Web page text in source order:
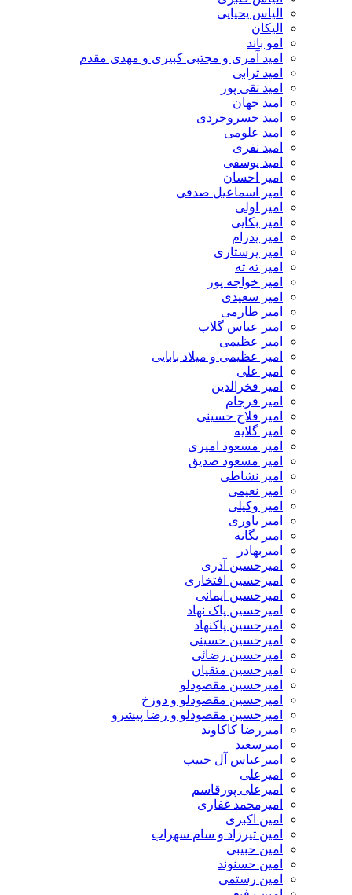
الیاس یحیایی
الیکان
امو باند
امید آمری و مجتبی کبیری و مهدى مقدم
امید ترابی
امید تقی پور
امید جهان
امید خسروجردی
امید علومی
امید نفری
امید یوسفی
امیر احسان
امیر اسماعیل صدفی
امیر اولی
امیر بکایی
امیر پدرام
امیر پرستاری
امیر ته ته
امیر خواجه پور
امیر سعیدی
امیر طارمی
امیر عباس گلاب
امیر عظیمی
امیر عظیمی و میلاد بابایی
امیر علی
امیر فخرالدین
امیر فرجام
امیر فلاح حسینی
امیر گلایه
امیر مسعود امیری
امیر مسعود صدیق
امیر نشاطی
امیر نعیمی
امیر وکیلی
امیر یاوری
امیر یگانه
امیربهادر
امیرحسین آذری
امیرحسین افتخاری
امیرحسین ایمانی
امیرحسین پاک نهاد
امیرحسین پاکنهاد
امیرحسین حسینی
امیرحسین رضائی
امیرحسین متقیان
امیرحسین مقصودلو
امیرحسین مقصودلو و دوزخ
امیرحسین مقصودلو و رضا پیشرو
امیررضا کاکاوند
امیرسعید
امیرعباس آل حبیب
امیرعلی
امیرعلی پورقاسم
امیرمحمد غفاری
امین اکبری
امین تیرزاد و سام سهراب
امین حبیبی
امین حسنوند
امین رستمی